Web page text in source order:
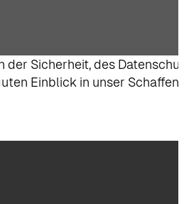
der Sicherheit, des
Einblick in unser Schaffen.